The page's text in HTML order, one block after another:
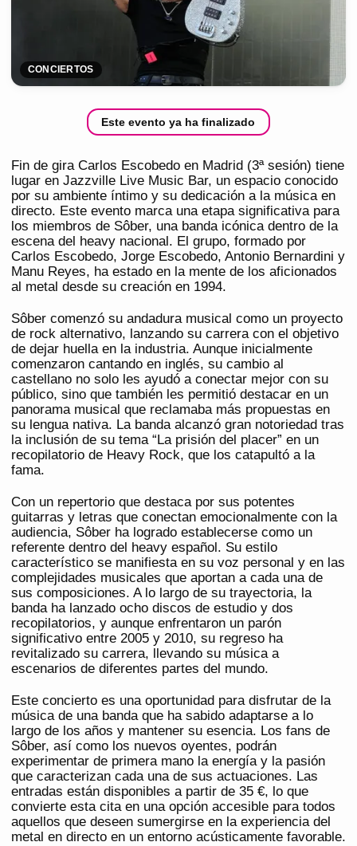
CONCIERTOS
Este evento ya ha finalizado
Fin de gira Carlos Escobedo en Madrid (3ª sesión) tiene
lugar en Jazzville Live Music Bar, un espacio conocido
por su ambiente íntimo y su dedicación a la música en
directo. Este evento marca una etapa significativa para
los miembros de Sôber, una banda icónica dentro de la
escena del heavy nacional. El grupo, formado por
Carlos Escobedo, Jorge Escobedo, Antonio Bernardini y
Manu Reyes, ha estado en la mente de los aficionados
al metal desde su creación en 1994.
Sôber comenzó su andadura musical como un proyecto
de rock alternativo, lanzando su carrera con el objetivo
de dejar huella en la industria. Aunque inicialmente
comenzaron cantando en inglés, su cambio al
castellano no solo les ayudó a conectar mejor con su
público, sino que también les permitió destacar en un
panorama musical que reclamaba más propuestas en
su lengua nativa. La banda alcanzó gran notoriedad tras
la inclusión de su tema “La prisión del placer” en un
recopilatorio de Heavy Rock, que los catapultó a la
fama.
Con un repertorio que destaca por sus potentes
guitarras y letras que conectan emocionalmente con la
audiencia, Sôber ha logrado establecerse como un
referente dentro del heavy español. Su estilo
característico se manifiesta en su voz personal y en las
complejidades musicales que aportan a cada una de
sus composiciones. A lo largo de su trayectoria, la
banda ha lanzado ocho discos de estudio y dos
recopilatorios, y aunque enfrentaron un parón
significativo entre 2005 y 2010, su regreso ha
revitalizado su carrera, llevando su música a
escenarios de diferentes partes del mundo.
Este concierto es una oportunidad para disfrutar de la
música de una banda que ha sabido adaptarse a lo
largo de los años y mantener su esencia. Los fans de
Sôber, así como los nuevos oyentes, podrán
experimentar de primera mano la energía y la pasión
que caracterizan cada una de sus actuaciones. Las
entradas están disponibles a partir de 35 €, lo que
convierte esta cita en una opción accesible para todos
aquellos que deseen sumergirse en la experiencia del
metal en directo en un entorno acústicamente favorable.